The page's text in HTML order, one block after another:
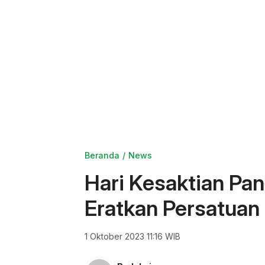
Beranda News
Hari Kesaktian
Eratkan
1 Oktober 2023 11:16 WIB